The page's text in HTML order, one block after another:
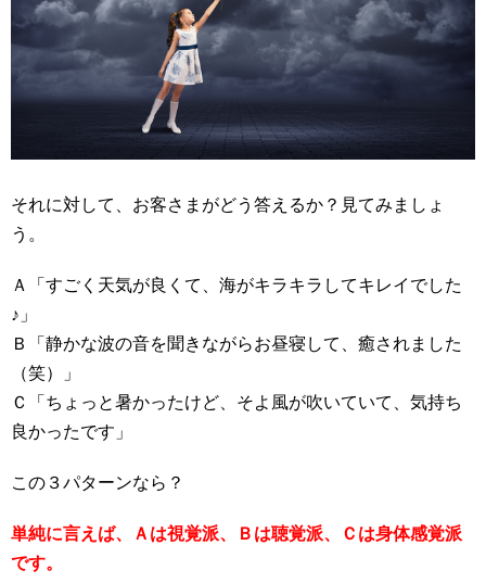
それに対して、お客さまがどう答えるか？見てみましょ
う。
Ａ「すごく天気が良くて、海がキラキラしてキレイでした
♪」
Ｂ「静かな波の音を聞きながらお昼寝して、癒されました
（笑）」
Ｃ「ちょっと暑かったけど、そよ風が吹いていて、気持ち
良かったです」
この３パターンなら？
単純に言えば、Ａは視覚派、Ｂは聴覚派、Ｃは身体感覚派
です。